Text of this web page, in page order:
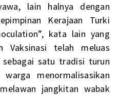
lain halnya dengan
Kerajaan Turki
kata lain yang
Vaksinasi telah meluas
satu tradisi turun
menormalisasikan
jangkitan wabak